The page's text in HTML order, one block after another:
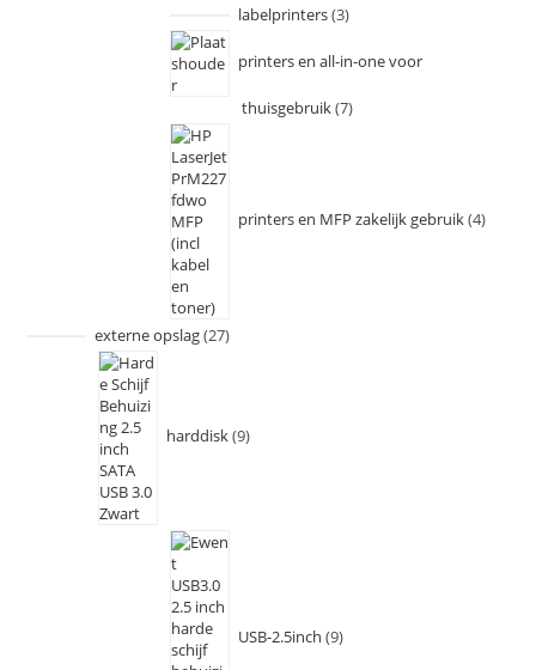
labelprinters 3
printers en all-in-one voor
thuisgebruik 7
printers en MFP zakelijk gebruik 4
externe opslag 27
harddisk 9
USB-2.5inch 9